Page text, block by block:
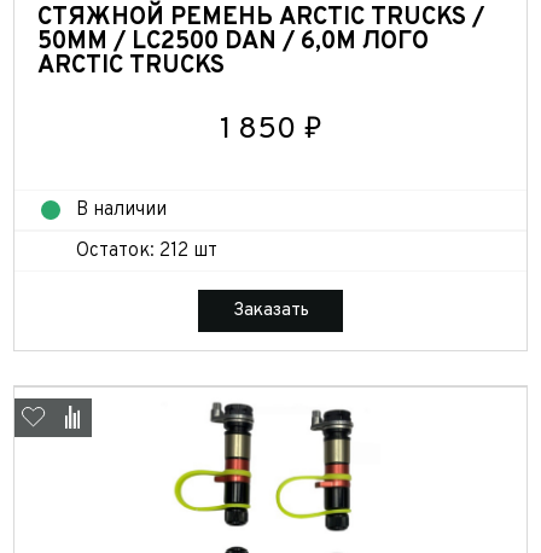
СТЯЖНОЙ РЕМЕНЬ ARCTIC TRUCKS /
50ММ / LC2500 DAN / 6,0М ЛОГО
ARCTIC TRUCKS
1 850 ₽
В наличии
Остаток: 212 шт
Заказать